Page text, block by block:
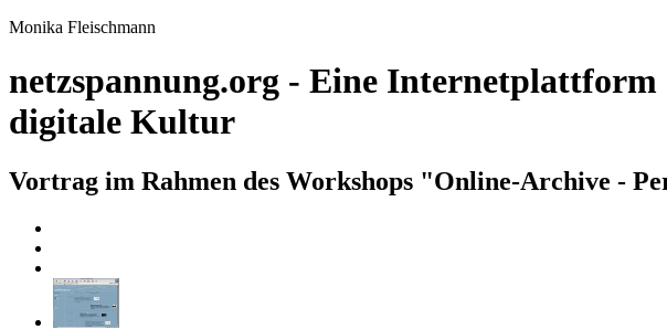
Monika Fleischmann
netzspannung.org - Eine
digitale Kultur
Vortrag im Rahmen des Workshops "Online-Archive -